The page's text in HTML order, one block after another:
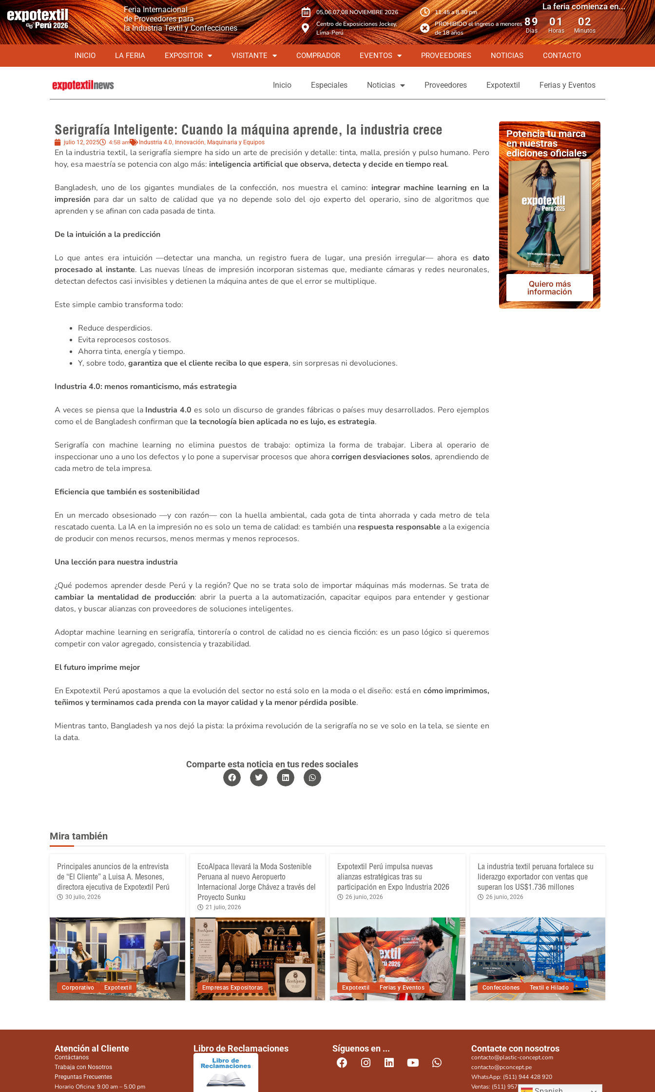
Feria Internacional
de Proveedores para
la Industria Textil y Confecciones
05,06,07,08 NOVIEMBRE 2026
Centro de Exposiciones Jockey,
Lima-Perú
11.45 a 8.30 pm
PROHIBIDO el ingreso a menores
de 18 años
La feria comienza en...
89
Días
01
Horas
02
Minutos
INICIO LA FERIA EXPOSITOR VISITANTE COMPRADOR EVENTOS PROVEEDORES NOTICIAS CONTACTO
Inicio Especiales Noticias Proveedores Expotextil Ferias y Eventos
Serigrafía Inteligente: Cuando la máquina aprende, la industria crece
julio 12, 2025 4:58 am Industria 4.0, Innovación, Maquinaria y Equipos
En la industria textil, la serigrafía siempre ha sido un arte de precisión y detalle: tinta, malla, presión y pulso humano. Pero
hoy, esa maestría se potencia con algo más: inteligencia artificial que observa, detecta y decide en tiempo real.
Bangladesh, uno de los gigantes mundiales de la confección, nos muestra el camino: integrar machine learning en la
impresión para dar un salto de calidad que ya no depende solo del ojo experto del operario, sino de algoritmos que
aprenden y se afinan con cada pasada de tinta.
De la intuición a la predicción
Lo que antes era intuición —detectar una mancha, un registro fuera de lugar, una presión irregular— ahora es dato
procesado al instante. Las nuevas líneas de impresión incorporan sistemas que, mediante cámaras y redes neuronales,
detectan defectos casi invisibles y detienen la máquina antes de que el error se multiplique.
Este simple cambio transforma todo:
Reduce desperdicios.
Evita reprocesos costosos.
Ahorra tinta, energía y tiempo.
Y, sobre todo, garantiza que el cliente reciba lo que espera, sin sorpresas ni devoluciones.
Industria 4.0: menos romanticismo, más estrategia
A veces se piensa que la Industria 4.0 es solo un discurso de grandes fábricas o países muy desarrollados. Pero ejemplos
como el de Bangladesh confirman que la tecnología bien aplicada no es lujo, es estrategia.
Serigrafía con machine learning no elimina puestos de trabajo: optimiza la forma de trabajar. Libera al operario de
inspeccionar uno a uno los defectos y lo pone a supervisar procesos que ahoracorrigen desviaciones solos, aprendiendo de
cada metro de tela impresa.
Eficiencia que también es sostenibilidad
En un mercado obsesionado —y con razón— con la huella ambiental, cada gota de tinta ahorrada y cada metro de tela
rescatado cuenta. La IA en la impresión no es solo un tema de calidad: es también una respuesta responsable a la exigencia
de producir con menos recursos, menos mermas y menos reprocesos.
Una lección para nuestra industria
¿Qué podemos aprender desde Perú y la región? Que no se trata solo de importar máquinas más modernas. Se trata de
cambiar la mentalidad de producción: abrir la puerta a la automatización, capacitar equipos para entender y gestionar
datos, y buscar alianzas con proveedores de soluciones inteligentes.
Adoptar machine learning en serigrafía, tintorería o control de calidad no es ciencia ficción: es un paso lógico si queremos
competir con valor agregado, consistencia y trazabilidad.
El futuro imprime mejor
En Expotextil Perú apostamos a que la evolución del sector no está solo en la moda o el diseño: está en cómo imprimimos,
teñimos y terminamos cada prenda con la mayor calidad y la menor pérdida posible.
Mientras tanto, Bangladesh ya nos dejó la pista: la próxima revolución de la serigrafía no se ve solo en la tela, se siente en
la data.
Comparte esta noticia en tus redes sociales
Potencia tu marca
en nuestras
ediciones oficiales
Quiero más
información
Mira también
Corporativo Expotextil
Principales anuncios de la entrevista
de “El Cliente” a Luisa A. Mesones,
directora ejecutiva de Expotextil Perú
30 julio, 2026
Empresas Expositoras
EcoAlpaca llevará la Moda Sostenible
Peruana al nuevo Aeropuerto
Internacional Jorge Chávez a través del
Proyecto Sunku
21 julio, 2026
Expotextil Ferias y Eventos
Expotextil Perú impulsa nuevas
alianzas estratégicas tras su
participación en Expo Industria 2026
26 junio, 2026
Confecciones Textil e Hilado
La industria textil peruana fortalece su
liderazgo exportador con ventas que
superan los US$1.736 millones
26 junio, 2026
Atención al Cliente
Contáctanos
Trabaja con Nosotros
Preguntas Frecuentes
Horario Oficina: 9.00 am – 5.00 pm
Libro de Reclamaciones Síguenos en ... Contacte con nosotros
contacto@plastic-concept.com
contacto@pconcept.pe
WhatsApp: (511) 944 428 920
Ventas: (511) 957 815 282